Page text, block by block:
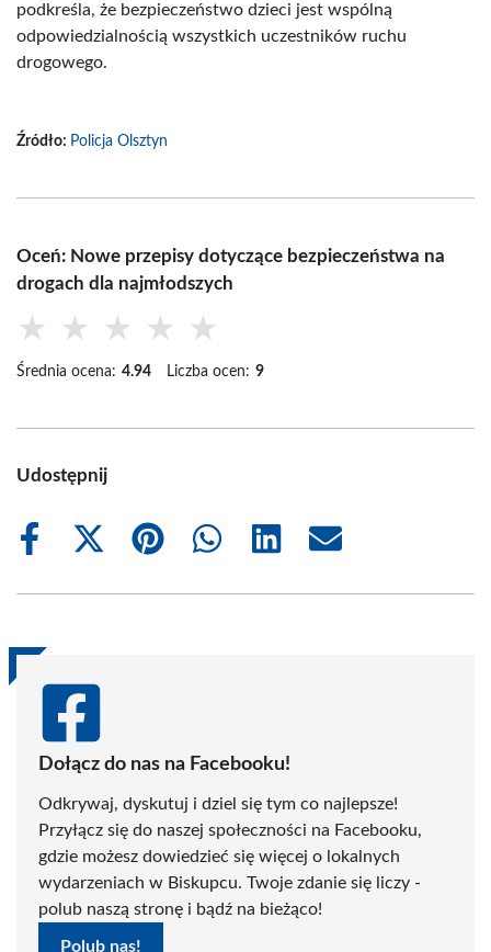
podkreśla, że bezpieczeństwo dzieci jest wspólną
odpowiedzialnością wszystkich uczestników ruchu
drogowego.
Źródło: Policja Olsztyn
Oceń: Nowe przepisy dotyczące bezpieczeństwa na
drogach dla najmłodszych
★ ★ ★ ★ ★
Średnia ocena: 4.94 Liczba ocen: 9
Udostępnij
Share
Share
(Twitter)
Share
Share
Share
Share
Dołącz do nas na Facebooku!
Odkrywaj, dyskutuj i dziel się tym co najlepsze!
Przyłącz się do naszej społeczności na Facebooku,
gdzie możesz dowiedzieć się więcej o lokalnych
wydarzeniach w Biskupcu. Twoje zdanie się liczy -
polub naszą stronę i bądź na bieżąco!
Polub nas!